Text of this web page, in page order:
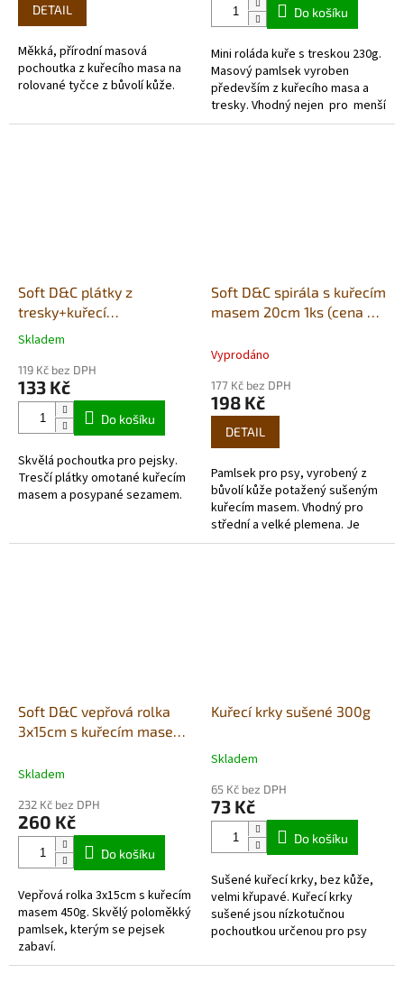
hvězdiček.
DETAIL
Měkká, přírodní masová
pochoutka z kuřecího masa na
rolované tyčce z bůvolí kůže.
hvězdiček.
Do košíku
Mini roláda kuře s treskou 230g.
Masový pamlsek vyroben
především z kuřecího masa a
tresky. Vhodný nejen pro menší
psy ale i pro kočky. Kolečko o
Soft D&C plátky z
tresky+kuřecí
maso+sezam 250g
Průměrné
produktu
je
hvězdiček.
Skladem
119 Kč bez DPH
133 Kč
Do košíku
Skvělá pochoutka pro pejsky.
Tresčí plátky omotané kuřecím
masem a posypané sezamem.
Soft D&C spirála s kuřecím
masem 20cm 1ks (cena za
Vyprodáno
177 Kč bez DPH
198 Kč
DETAIL
Pamlsek pro psy, vyrobený z
bůvolí kůže potažený sušeným
kuřecím masem. Vhodný pro
střední a velké plemena. Je
tvrdší, nutí pejsky kousat tím
Soft D&C vepřová rolka
3x15cm s kuřecím masem
Skladem
232 Kč bez DPH
260 Kč
Do košíku
Vepřová rolka 3x15cm s kuřecím
masem 450g. Skvělý poloměkký
pamlsek, kterým se pejsek
zabaví.
Kuřecí krky sušené 300g
Průměrné
produktu
je
hvězdiček.
Skladem
65 Kč bez DPH
73 Kč
Do košíku
Sušené kuřecí krky, bez kůže,
velmi křupavé. Kuřecí krky
sušené jsou nízkotučnou
pochoutkou určenou pro psy
Pamlsek vyrobený přírodní